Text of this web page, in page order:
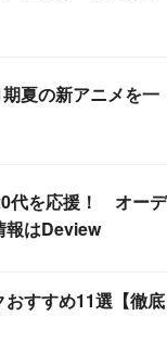
期夏の新アニメを一
代を応援！ オーデ
報はDeview
すすめ11選【徹底